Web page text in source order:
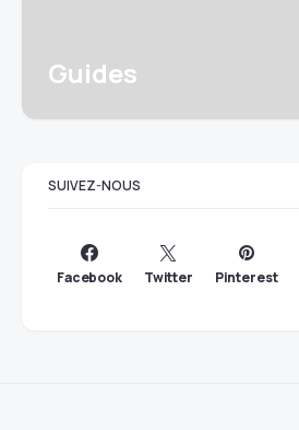
Guides
SUIVEZ-NOUS
Facebook Twitter Pinterest